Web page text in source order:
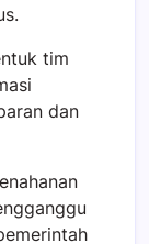
tim
dan